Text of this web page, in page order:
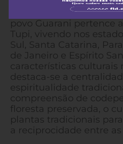
tradicionais do bioma
povo Guarani pertence
Tupi, vivendo nos
Sul, Santa Catarina,
de Janeiro e Espírito
características culturais
destaca-se a
espiritualidade
compreensão de
floresta preservada, o
plantas tradicionais
a reciprocidade entre